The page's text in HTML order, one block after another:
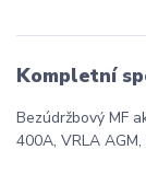
Kompletní
Bezúdržbový MF
400A, VRLA